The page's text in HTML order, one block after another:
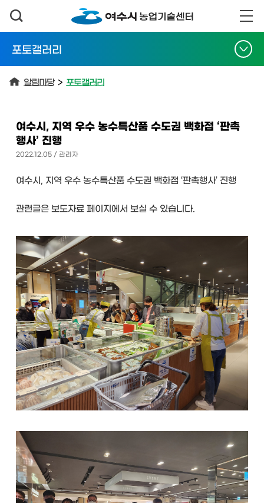
포토갤러리
알림마당 > 포토갤러리
여수시, 지역 우수 농수특산품 수도권 백화점 ‘판촉
행사’ 진행
2022.12.05 / 관리자
여수시, 지역 우수 농수특산품 수도권 백화점 ‘판촉행사’ 진행
관련글은 보도자료 페이지에서 보실 수 있습니다.